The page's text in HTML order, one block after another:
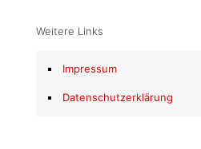
Weitere Links
Impressum
Datenschutzerklärung